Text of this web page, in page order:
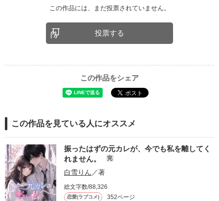
この作品には、まだ投票されていません。
投票する
この作品をシェア
この作品を見ている人にオススメ
振ったはずの元カレが、今でも私を離してく
れません。
完
白雪りん ／著
総文字数/88,326
恋愛(ラブコメ) 352ページ